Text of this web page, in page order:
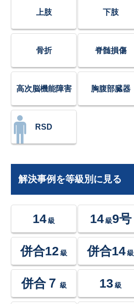
上肢 下肢
骨折 脊髄損傷
高次脳機能障害 胸腹部臓器
RSD
解決事例を等級別に見る
14 級 14級9号
併合12 級 併合14 級
併合７ 級 13 級